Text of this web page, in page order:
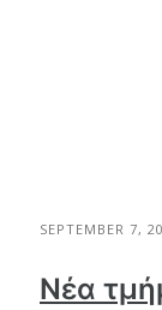
SEPTEMBER 7,
Νέα